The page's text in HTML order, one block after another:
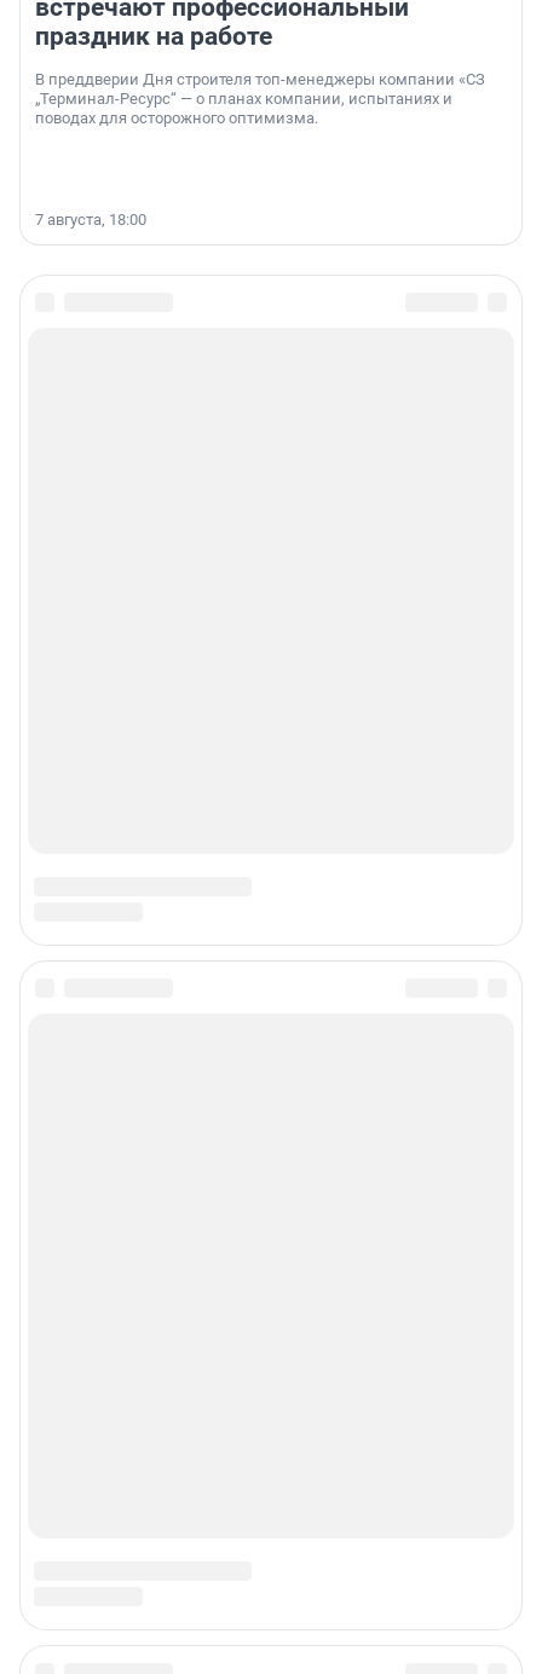
встречают профессиональный
праздник на работе
В преддверии Дня строителя топ-менеджеры компании «СЗ
„Терминал-Ресурс“ — о планах компании, испытаниях и
поводах для осторожного оптимизма.
7 августа, 18:00